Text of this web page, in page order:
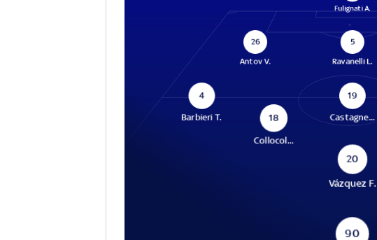
Fulignati A.
26
Antov V.
5
Ravanelli L.
4
Barbieri T. 18
Collocol...
19
Castagne...
20
Vázquez F.
90